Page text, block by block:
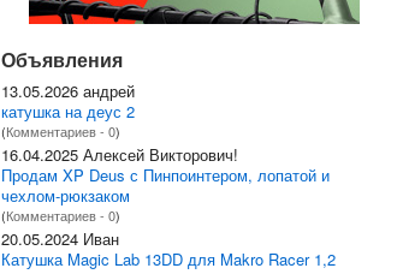
Объявления
13.05.2026 андрей
катушка на деус 2
(Комментариев - 0)
16.04.2025 Алексей Викторович!
Продам XP Deus с Пинпоинтером, лопатой и
чехлом-рюкзаком
(Комментариев - 0)
20.05.2024 Иван
Катушка Magic Lab 13DD для Makro Racer 1,2